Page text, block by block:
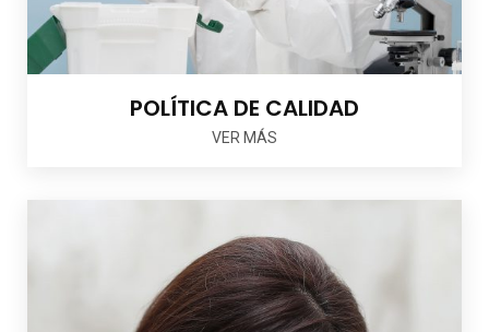
POLÍTICA DE CALIDAD
VER MÁS